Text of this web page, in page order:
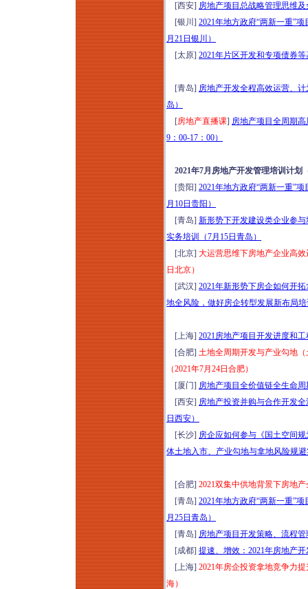
[西安] 房地产项目总战略管理思维
[银川] 2021年地方政府“两新一重”
月21日银川）
[太原] 2021年片区开发和专项债券
[青岛] 房地产开发全程高效运营、
岛）
[房地产直播课] 房地产项目全周期
9：00-17：00）
2021年7月房地产开发管理培训计划
[贵阳] 2021年地方政府“两新一重”
月10日贵阳）
[青岛] 新形势下开发建设类企业参
实务培训（7月15日青岛）
[北京] 大运营思维下房地产企业高
日北京）
[武汉] 2021年新形势下房企如何开
地全风险，做好房企转型发展新布局
[上海] 2021房地产项目开发进度和
[合肥] 土地全周期开发与产业勾地
（2021年7月24日合肥）
[厦门] 房地产项目全价值链全生命
[西安] 房地产投资并购与合作开发
日西安）
[长沙] 房企应如何参与《国土空间
体土地入市、产业勾地与拿地风险规
[合肥] 2021双集中供地背景下房地
[青岛] 2021年地方政府“两新一重”
月25日青岛）
[青岛] 房地产项目开发策略、流程
[成都] 提速、增效：2021年房地产
[上海] 2021年房企投资拿地竞争力
海）